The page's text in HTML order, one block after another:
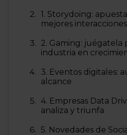
1. Storydoing:
mejores interacciones
2. Gaming: juégatela
industria en
3. Eventos digitales:
alcance
4. Empresas Data
analiza y triunfa
5. Novedades de